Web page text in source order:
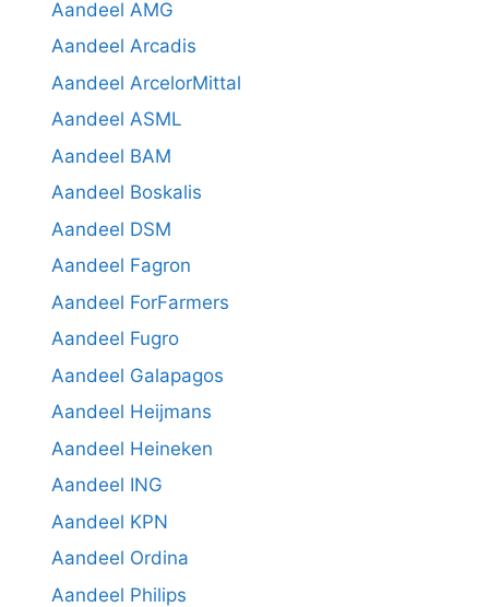
Aandeel AMG
Aandeel Arcadis
Aandeel ArcelorMittal
Aandeel ASML
Aandeel BAM
Aandeel Boskalis
Aandeel DSM
Aandeel Fagron
Aandeel ForFarmers
Aandeel Fugro
Aandeel Galapagos
Aandeel Heijmans
Aandeel Heineken
Aandeel ING
Aandeel KPN
Aandeel Ordina
Aandeel Philips